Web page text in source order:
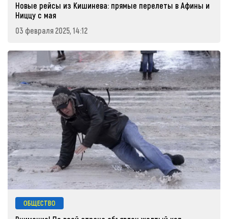
Новые рейсы из Кишинева: прямые перелеты в Афины и
Ниццу с мая
03 февраля 2025, 14:12
ОБЩЕСТВО